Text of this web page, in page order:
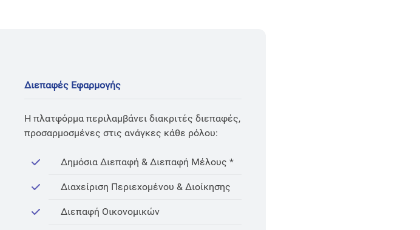
Διεπαφές Εφαρμογής
Η πλατφόρμα περιλαμβάνει διακριτές διεπαφές,
προσαρμοσμένες στις ανάγκες κάθε ρόλου:
Δημόσια Διεπαφή & Διεπαφή Μέλους *
Διαχείριση Περιεχομένου & Διοίκησης
Διεπαφή Οικονομικών